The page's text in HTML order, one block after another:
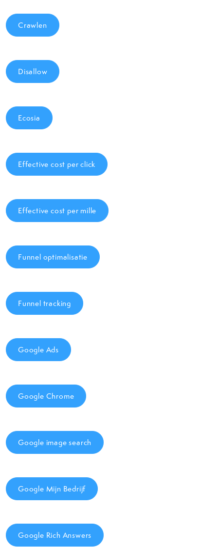
Crawlen
Disallow
Ecosia
Effective cost per click
Effective cost per mille
Funnel optimalisatie
Funnel tracking
Google Ads
Google Chrome
Google image search
Google Mijn Bedrijf
Google Rich Answers